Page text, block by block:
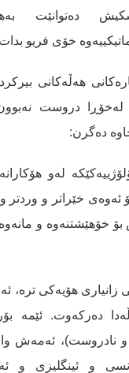
دەتوانێت
خۆی فریو
هەڵەکانی
لەخۆڕا دروست
دەگرن:
لەو
خێراتر و وردتر
خۆهێشتنەوە و مانەوە
زانیاری هۆیەکی ترە،
دەرکەوت. ئێمە
نادروست)، ئەمەش
و ئینگلیزی و